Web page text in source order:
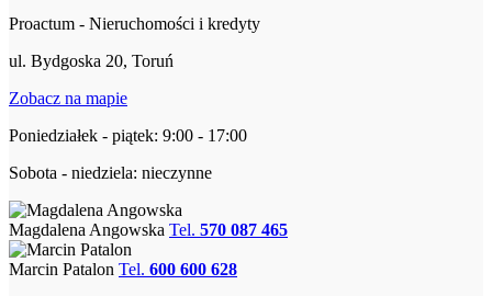
Proactum - Nieruchomości i kredyty
ul. Bydgoska 20, Toruń
Zobacz na mapie
Poniedziałek - piątek: 9:00 - 17:00
Sobota - niedziela: nieczynne
Magdalena Angowska Tel. 570 087 465
Marcin Patalon Tel. 600 600 628